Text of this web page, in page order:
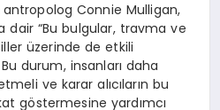
antropolog Connie Mulligan,
dair “Bu bulgular, travma ve
üzerinde de etkili
durum, insanları daha
ve karar alıcıların bu
göstermesine yardımcı